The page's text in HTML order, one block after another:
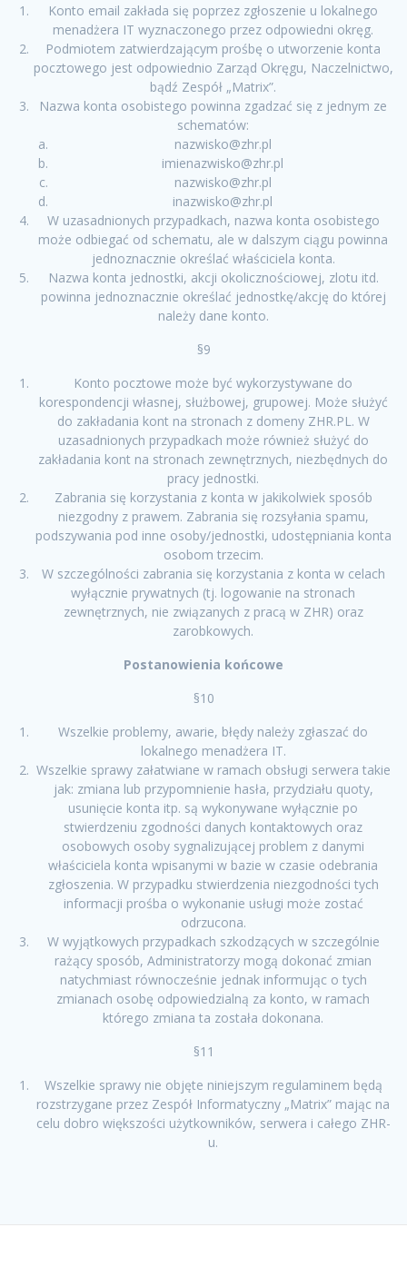
Konto email zakłada się poprzez zgłoszenie u lokalnego
menadżera IT wyznaczonego przez odpowiedni okręg.
Podmiotem zatwierdzającym prośbę o utworzenie konta
pocztowego jest odpowiednio Zarząd Okręgu, Naczelnictwo,
bądź Zespół „Matrix”.
Nazwa konta osobistego powinna zgadzać się z jednym ze
schematów:
nazwisko@zhr.pl
imienazwisko@zhr.pl
nazwisko@zhr.pl
inazwisko@zhr.pl
W uzasadnionych przypadkach, nazwa konta osobistego
może odbiegać od schematu, ale w dalszym ciągu powinna
jednoznacznie określać właściciela konta.
Nazwa konta jednostki, akcji okolicznościowej, zlotu itd.
powinna jednoznacznie określać jednostkę/akcję do której
należy dane konto.
§9
Konto pocztowe może być wykorzystywane do
korespondencji własnej, służbowej, grupowej. Może służyć
do zakładania kont na stronach z domeny ZHR.PL. W
uzasadnionych przypadkach może również służyć do
zakładania kont na stronach zewnętrznych, niezbędnych do
pracy jednostki.
Zabrania się korzystania z konta w jakikolwiek sposób
niezgodny z prawem. Zabrania się rozsyłania spamu,
podszywania pod inne osoby/jednostki, udostępniania konta
osobom trzecim.
W szczególności zabrania się korzystania z konta w celach
wyłącznie prywatnych (tj. logowanie na stronach
zewnętrznych, nie związanych z pracą w ZHR) oraz
zarobkowych.
Postanowienia końcowe
§10
Wszelkie problemy, awarie, błędy należy zgłaszać do
lokalnego menadżera IT.
Wszelkie sprawy załatwiane w ramach obsługi serwera takie
jak: zmiana lub przypomnienie hasła, przydziału quoty,
usunięcie konta itp. są wykonywane wyłącznie po
stwierdzeniu zgodności danych kontaktowych oraz
osobowych osoby sygnalizującej problem z danymi
właściciela konta wpisanymi w bazie w czasie odebrania
zgłoszenia. W przypadku stwierdzenia niezgodności tych
informacji prośba o wykonanie usługi może zostać
odrzucona.
W wyjątkowych przypadkach szkodzących w szczególnie
rażący sposób, Administratorzy mogą dokonać zmian
natychmiast równocześnie jednak informując o tych
zmianach osobę odpowiedzialną za konto, w ramach
którego zmiana ta została dokonana.
§11
Wszelkie sprawy nie objęte niniejszym regulaminem będą
rozstrzygane przez Zespół Informatyczny „Matrix” mając na
celu dobro większości użytkowników, serwera i całego ZHR-
u.